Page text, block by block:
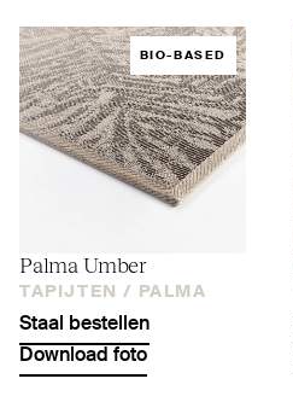
BIO-BASED
Palma Umber
TAPIJTEN / PALMA
Staal bestellen
Download foto